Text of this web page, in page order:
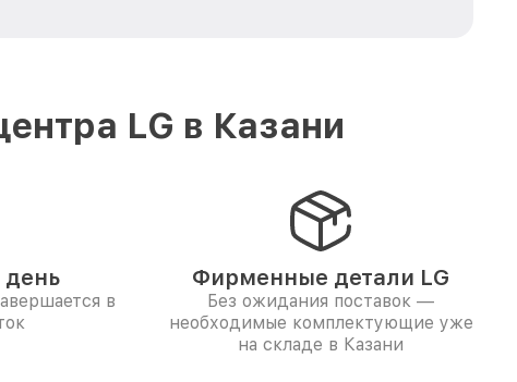
LG в Казани
день
в
Фирменные детали LG
Без ожидания поставок —
необходимые комплектующие уже
на складе в Казани